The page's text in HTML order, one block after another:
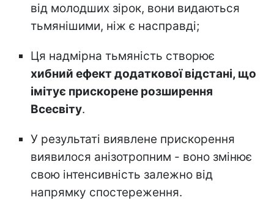
від молодших зірок, вони видаються
тьмянішими, ніж є насправді;
Ця надмірна тьмяність створює
хибний ефект додаткової відстані, що
імітує прискорене розширення
Всесвіту.
У результаті виявлене прискорення
виявилося анізотропним - воно змінює
свою інтенсивність залежно від
напрямку спостереження.